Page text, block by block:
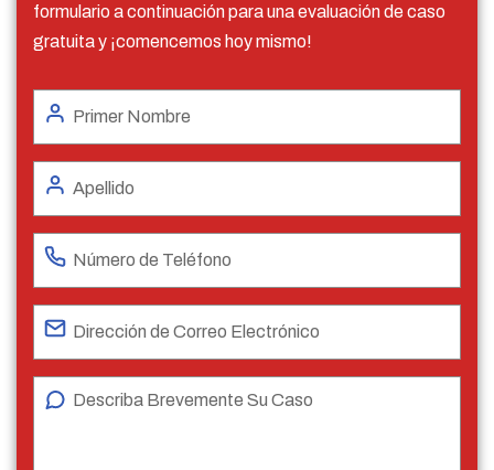
formulario a continuación para una evaluación de caso
gratuita y ¡comencemos hoy mismo!